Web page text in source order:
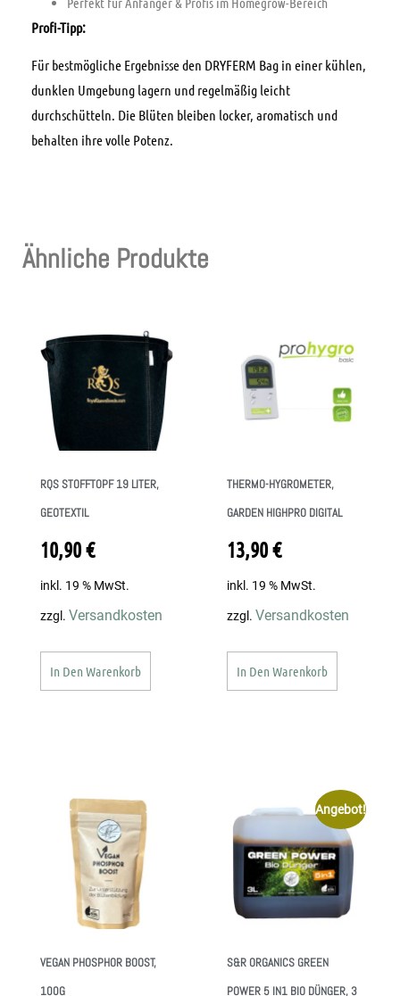
Profi-Tipp:
Für bestmögliche Ergebnisse den DRYFERM Bag in einer kühlen,
dunklen Umgebung lagern und regelmäßig leicht
durchschütteln. Die Blüten bleiben locker, aromatisch und
behalten ihre volle Potenz.
Ähnliche Produkte
RQS STOFFTOPF 19 LITER,
GEOTEXTIL
10,90€
inkl. 19 % MwSt.
zzgl. Versandkosten
In Den Warenkorb
THERMO-HYGROMETER,
GARDEN HIGHPRO DIGITAL
13,90€
inkl. 19 % MwSt.
zzgl. Versandkosten
In Den Warenkorb
VEGAN PHOSPHOR BOOST,
100G
Angebot!
S&R ORGANICS GREEN
POWER 5 IN1 BIO DÜNGER, 3